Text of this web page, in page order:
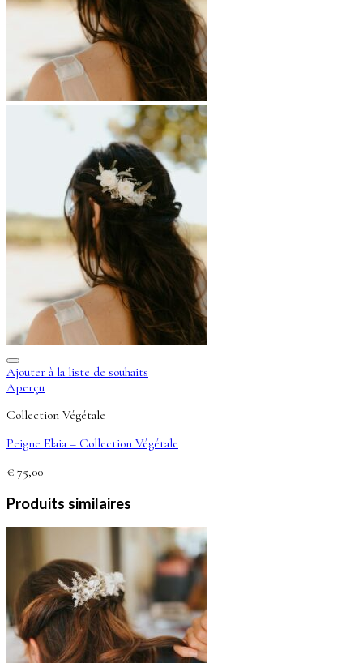
Ajouter à la liste de souhaits
Aperçu
Collection Végétale
Peigne Elaia – Collection Végétale
€ 75,00
Produits similaires